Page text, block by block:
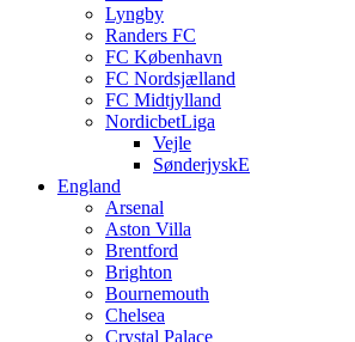
Lyngby
Randers FC
FC København
FC Nordsjælland
FC Midtjylland
NordicbetLiga
Vejle
SønderjyskE
England
Arsenal
Aston Villa
Brentford
Brighton
Bournemouth
Chelsea
Crystal Palace